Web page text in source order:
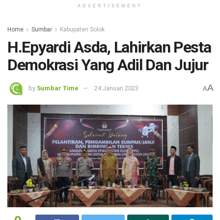
ADVERTISEMENT
Home Sumbar Kabupaten Solok
H.Epyardi Asda, Lahirkan Pesta
Demokrasi Yang Adil Dan Jujur
by Sumbar Time 24 Januari 2023 AA